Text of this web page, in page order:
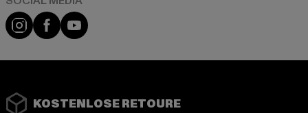
Instagram
FacebookYouTube
KOSTENLOSE RETOURE